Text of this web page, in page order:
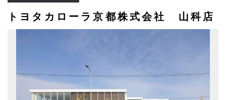
トヨタカローラ京都株式会社 山科店